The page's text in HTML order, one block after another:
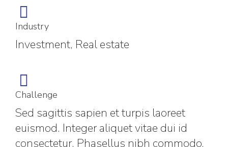
Industry
Investment, Real estate
Challenge
Sed sagittis sapien et turpis laoreet
euismod. Integer aliquet vitae dui id
consectetur. Phasellus nibh commodo.